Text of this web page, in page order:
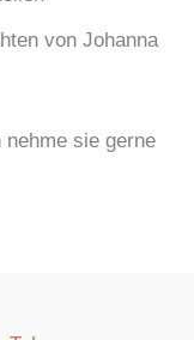
von Johanna
nehme sie gerne